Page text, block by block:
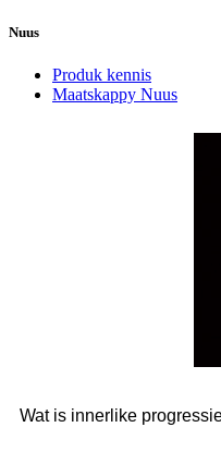
Nuus
Produk kennis
Maatskappy Nuus
Wat is innerlike